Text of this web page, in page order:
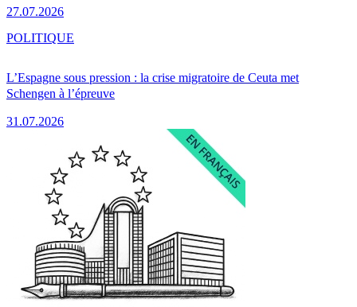
27.07.2026
L’Espagne sous pression : la crise migratoire de Ceuta met
Schengen à l’épreuve
31.07.2026
POLITIQUE